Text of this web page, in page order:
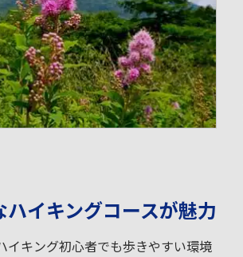
イキングコースが魅力
イキング初心者でも歩きやすい環境